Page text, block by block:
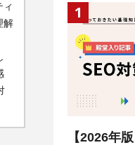
解
【2026年